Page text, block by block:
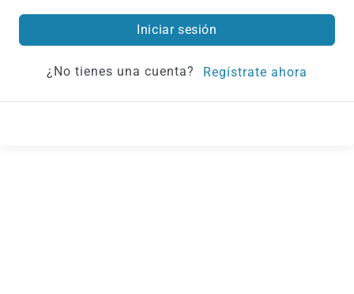
Iniciar sesión
¿No tienes una cuenta? Regístrate ahora